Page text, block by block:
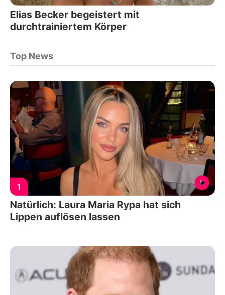
Elias Becker begeistert mit
durchtrainiertem Körper
Top News
1
Natürlich: Laura Maria Rypa hat sich
Lippen auflösen lassen